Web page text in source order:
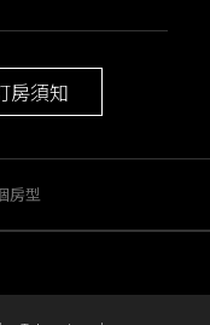
房須知
房型